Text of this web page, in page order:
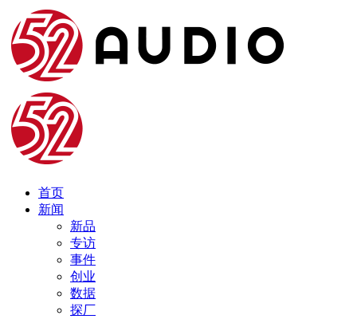
首页
新闻
新品
专访
事件
创业
数据
探厂